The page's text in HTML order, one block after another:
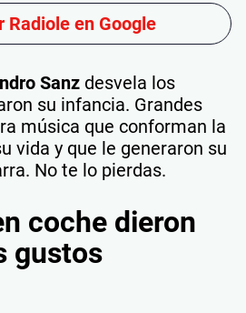
Radiole en Google
Sanz desvela los
su infancia. Grandes
música que conforman la
vida y que le generaron su
No te lo pierdas.
coche dieron
gustos